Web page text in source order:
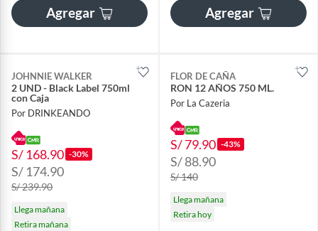
Agregar Agregar
JOHNNIE WALKER
2 UND - Black Label 750ml
con Caja
Por DRINKEANDO
S/ 168.90 -30%
S/ 174.90
S/ 239.90
Llega mañana
Retira mañana
FLOR DE CAÑA
RON 12 AÑOS 750 ML.
Por La Cazeria
S/ 79.90 -43%
S/ 88.90
S/ 140
Llega mañana
Retira hoy